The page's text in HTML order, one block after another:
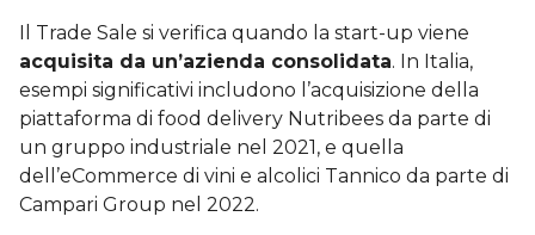
Il Trade Sale si verifica quando la start-up viene
acquisita da un’azienda consolidata. In Italia,
esempi significativi includono l’acquisizione della
piattaforma di food delivery Nutribees da parte di
un gruppo industriale nel 2021, e quella
dell’eCommerce di vini e alcolici Tannico da parte di
Campari Group nel 2022.